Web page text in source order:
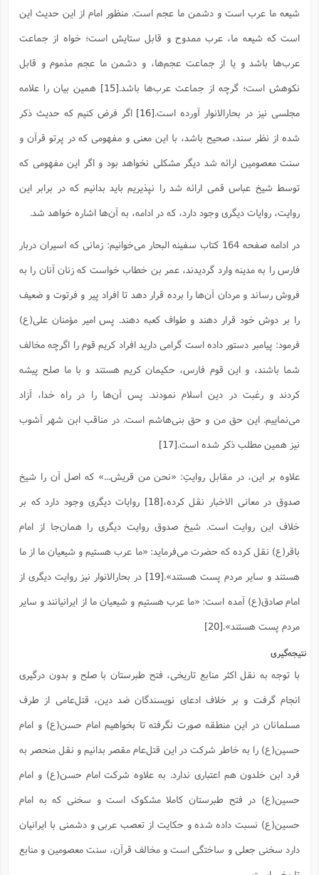
شیعه ما عرب است و دشمن ما عجم است. منظور امام از این حدیث این
است که شیعه ما، عرب ممدوح و قابل ستایش است؛ خواه از جماعت
عرب‌ها باشد و یا از جماعت عجم‌ها، و دشمن ما عجم مذموم و قابل
نکوهش است؛ گرچه از جماعت عرب‌ها باشد.[15]
همین بیان را علامه
مجلسی نیز در بحارالانوار آورده است.[16]
اگر فرض کنیم که حدیث ذکر
شده از نظر سند، صحیح باشد، با این معنی و مفهومی که در پرتو قرآن و
سنت معصومین ارائه شد دیگر مشکلی نخواهد بود و اگر این مفهومی که
توسط شیخ عباس قمی ارائه شد را نپذیریم باید بدانیم که در برابر این
روایت، روایات دیگری وجود دارد، که در ادامه، به آن‌ها اشاره خواهد شد.
در ادامه صفحه 164 کتاب سفینه البحار می‌خوانیم: زمانی که اسیران دربار
فارس را به مدینه وارد گردیدند، عمر بن خطاب خواست که زنان آنان را به
فروش رساند و مردان آن‌ها را برده قرار دهد تا افراد پیر و فرتوت و ضعیف
را بر دوش خود قرار دهند و طواف کعبه دهند. پس امیر مؤمنان علی(ع)
فرمود: پیامبر دستور داده است گرامی دارید افراد کریم قوم را اگرچه مخالف
شما باشند، و این قوم فارس، حکیمان کریم هستند و با ما صلح پیشه
کردند و رغبت در دین اسلام نمودند. پس آن‌ها را در راه خدا، آزاد
می‌نماییم. این حق من و حق بنی‌هاشم است. در مناقب ابن شهر آشوب
نیز همین مطلب ذکر شده است.[17]
علاوه بر این، در مقابل روایتِ: «نحن من قریش...» که اصل آن را شیخ
صدوق در معانی الاخبار نقل کرده،[18]
روایات دیگری وجود دارد که بر
خلاف این روایت است. شیخ صدوق روایت دیگری را همان‌جا از امام
باقر(ع) نقل کرده که حضرت می‌فرماید: «ما عرب هستیم و شیعیان ما از ما
هستند و سایر مردم پست هستند».[19]
در بحارالانوار نیز روایت دیگری از
امام صادق(ع) آمده است: «ما عرب هستیم و شیعیان ما از ایرانیانند و سایر
مردم پست هستند».[20]
نتیجه‌گیری
با توجه به نقل اکثر منابع تاریخی، فتح طبرستان با صلح و بدون درگیری
انجام گرفت و بر خلاف ادعای نویسندگان ضد دین، قتل‌عامی از طرف
مسلمانان در این منطقه صورت نگرفته تا بخواهیم امام حسن(ع) و امام
حسین(ع) را به خاطر شرکت در این قتل‌عام مقصر بدانیم و نقل منحصر به
فرد ابن خلدون هم اعتباری ندارد. به علاوه شرکت امام حسن(ع) و امام
حسین(ع) در فتح طبرستان کاملا مشکوک است و سخنی که به امام
حسین(ع) نسبت داده شده و حکایت از تعصب عربی و دشمنی با ایرانیان
دارد سخنی جعلی و ساختگی است و مخالف قرآن، سنت معصومین و منابع